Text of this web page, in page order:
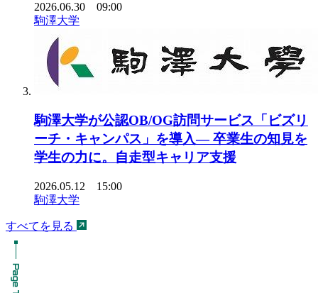
2026.06.30 09:00
駒澤大学
駒澤大学が公認OB/OG訪問サービス「ビズリ
ーチ・キャンパス」を導入― 卒業生の知見を
学生の力に。自走型キャリア支援
2026.05.12 15:00
駒澤大学
すべてを見る